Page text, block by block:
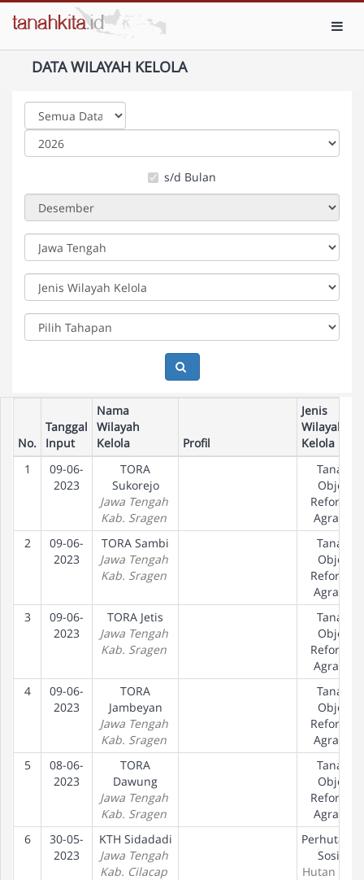
DATA WILAYAH KELOLA
s/d Bulan
No.
Tanggal
Input
Nama
Wilayah
Kelola
Profil
Jenis
Wilayah
Kelola
1
09-06-
2023
TORA
Sukorejo
Jawa Tengah
Kab. Sragen
Tanah
Objek
Reforma
Agraria
2
09-06-
2023
TORA Sambi
Jawa Tengah
Kab. Sragen
Tanah
Objek
Reforma
Agraria
3
09-06-
2023
TORA Jetis
Jawa Tengah
Kab. Sragen
Tanah
Objek
Reforma
Agraria
4
09-06-
2023
TORA
Jambeyan
Jawa Tengah
Kab. Sragen
Tanah
Objek
Reforma
Agraria
5
08-06-
2023
TORA
Dawung
Jawa Tengah
Kab. Sragen
Tanah
Objek
Reforma
Agraria
6
30-05-
2023
KTH Sidadadi
Jawa Tengah
Kab. Cilacap
Sosial
Hutan